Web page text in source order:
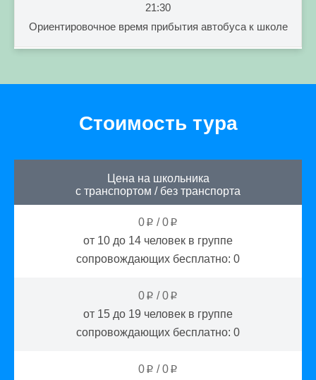
21:30
Ориентировочное время прибытия автобуса к школе
Стоимость тура
Цена на школьника
с транспортом / без транспорта
0 p /0 p
от 10 до 14 человек в группе
сопровождающих бесплатно: 0
0 p /0 p
от 15 до 19 человек в группе
сопровождающих бесплатно: 0
0 p /0 p